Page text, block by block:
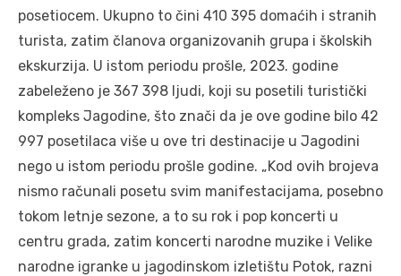
posetiocem. Ukupno to čini 410 395 domaćih i stranih
turista, zatim članova organizovanih grupa i školskih
ekskurzija. U istom periodu prošle, 2023. godine
zabeleženo je 367 398 ljudi, koji su posetili turistički
kompleks Jagodine, što znači da je ove godine bilo 42
997 posetilaca više u ove tri destinacije u Jagodini
nego u istom periodu prošle godine. „Kod ovih brojeva
nismo računali posetu svim manifestacijama, posebno
tokom letnje sezone, a to su rok i pop koncerti u
centru grada, zatim koncerti narodne muzike i Velike
narodne igranke u jagodinskom izletištu Potok, razni